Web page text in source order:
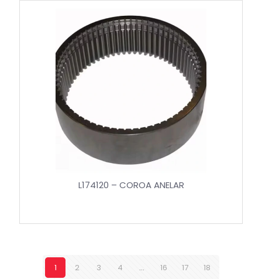
L174120 – COROA ANELAR
1 2 3 4 … 16 17 18